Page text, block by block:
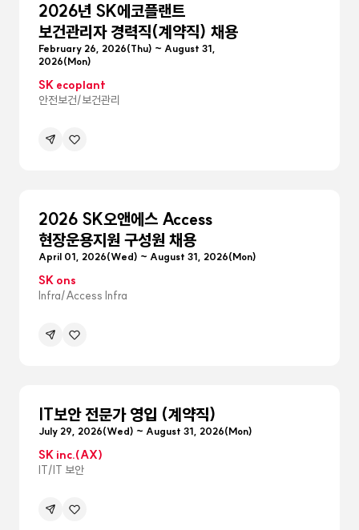
2026년 SK에코플랜트
보건관리자 경력직(계약직) 채용
February 26, 2026(Thu) ~ August 31,
2026(Mon)
SK ecoplant
안전보건/보건관리
공유하기관심공고등록
2026 SK오앤에스 Access
현장운용지원 구성원 채용
April 01, 2026(Wed) ~ August 31, 2026(Mon)
SK ons
Infra/Access Infra
공유하기관심공고등록
IT보안 전문가 영입 (계약직)
July 29, 2026(Wed) ~ August 31, 2026(Mon)
SK inc.(AX)
IT/IT 보안
공유하기관심공고등록